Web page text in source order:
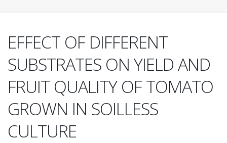
EFFECT OF DIFFERENT
SUBSTRATES ON YIELD AND
FRUIT QUALITY OF TOMATO
GROWN IN SOILLESS
CULTURE